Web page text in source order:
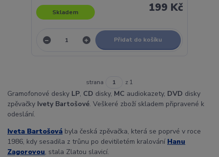
199 Kč
Skladem
Přidat do košíku
strana z 1
Gramofonové desky LP, CD disky, MC audiokazety, DVD disky
zpěvačky Ivety Bartošové. Veškeré zboží skladem připravené k
odeslání.
Iveta Bartošová byla česká zpěvačka, která se poprvé v roce
1986, kdy sesadila z trůnu po devitiletém kralování Hanu
Zagorovou, stala Zlatou slavicí.